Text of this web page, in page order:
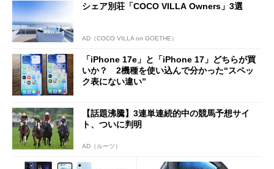
シェア別荘「COCO VILLA Owners」3選
AD（COCO VILLA on GOETHE）
「iPhone 17e」と「iPhone 17」どちらが買
いか？ 2機種を使い込んで分かった“スペッ
ク表にない違い”
【話題沸騰】3連単連続的中の競馬予想サイ
ト、ついに判明
AD（ルーツ）